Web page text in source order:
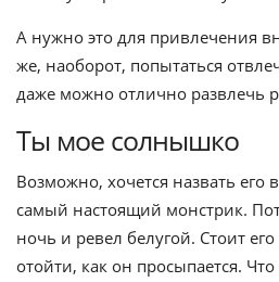
А нужно это для привлечения
же, наоборот, попытаться
даже можно отлично развлечь
Ты мое солнышко
Возможно, хочется назвать
самый настоящий монстрик.
ночь и ревел белугой. Стоит
отойти, как он просыпается.